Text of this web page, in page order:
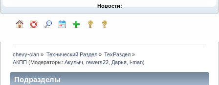
Новости:
chevy-clan » Технический Раздел» ТехРаздел»
АКПП (Модераторы:Акулыч ,rewers22 Дарья ,i-man)
Подразделы